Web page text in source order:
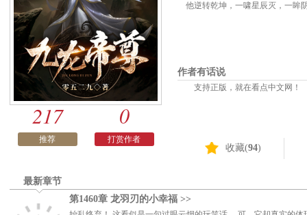
217
推荐
0
打赏作者
他逆转乾坤，一啸星辰灭，一眸
作者有话说
支持正版，就在看点中文网！
收藏(94)
最新章节
第1460章 龙羽刃的小幸福 >>